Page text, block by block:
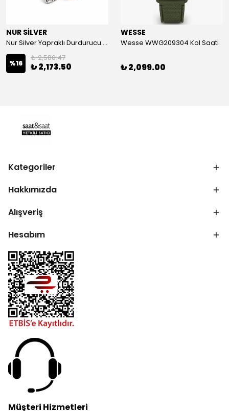
NUR SİLVER
Nur Silver Yapraklı Durdurucu Gümüş Charm - NUR-CM00501
%16
₺ 2,586.47
₺ 2,173.50
WESSE
Wesse WWG209304 Kol Saati
₺ 2,099.00
Kategoriler
Hakkımızda
Alışveriş
Hesabım
Müşteri Hizmetleri